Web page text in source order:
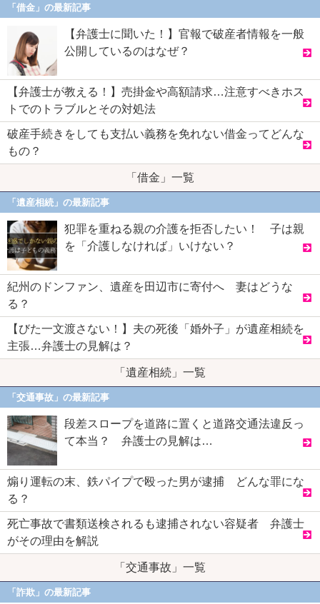
「借金」の最新記事
【弁護士に聞いた！】官報で破産者情報を一般
公開しているのはなぜ？
【弁護士が教える！】売掛金や高額請求…注意すべきホス
トでのトラブルとその対処法
破産手続きをしても支払い義務を免れない借金ってどんな
もの？
「借金」一覧
「遺産相続」の最新記事
犯罪を重ねる親の介護を拒否したい！ 子は親
を「介護しなければ」いけない？
紀州のドンファン、遺産を田辺市に寄付へ 妻はどうな
る？
【びた一文渡さない！】夫の死後「婚外子」が遺産相続を
主張…弁護士の見解は？
「遺産相続」一覧
「交通事故」の最新記事
段差スロープを道路に置くと道路交通法違反っ
て本当？ 弁護士の見解は…
煽り運転の末、鉄パイプで殴った男が逮捕 どんな罪にな
る？
死亡事故で書類送検されるも逮捕されない容疑者 弁護士
がその理由を解説
「交通事故」一覧
「詐欺」の最新記事